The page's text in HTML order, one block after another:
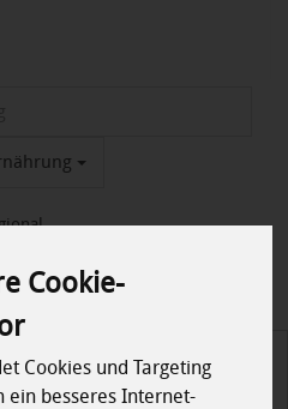
Cookie-
Cookies und Targeting
ein besseres Internet-